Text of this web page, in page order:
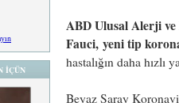
İÇÜN
ABD Ulusal Alerji
Fauci, yeni tip
hastalığın daha hızlı
Beyaz Saray